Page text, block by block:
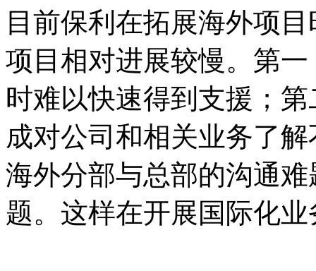
目前保利在拓展海外项
项目相对进展较慢。第
时难以快速得到支援；
成对公司和相关业务了
海外分部与总部的沟通
题。这样在开展国际化